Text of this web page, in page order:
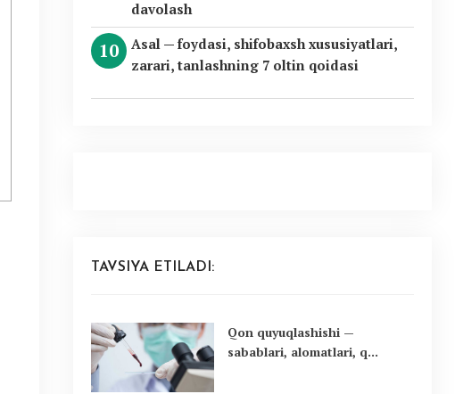
davolash
Asal — foydasi, shifobaxsh xususiyatlari,
zarari, tanlashning 7 oltin qoidasi
TAVSIYA ETILADI:
Qon quyuqlashishi —
sabablari, alomatlari, q...